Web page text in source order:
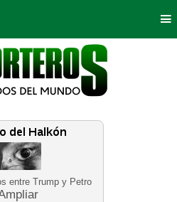
entre Trump y Petro
Bogotá
Tierra Deportes
Neira